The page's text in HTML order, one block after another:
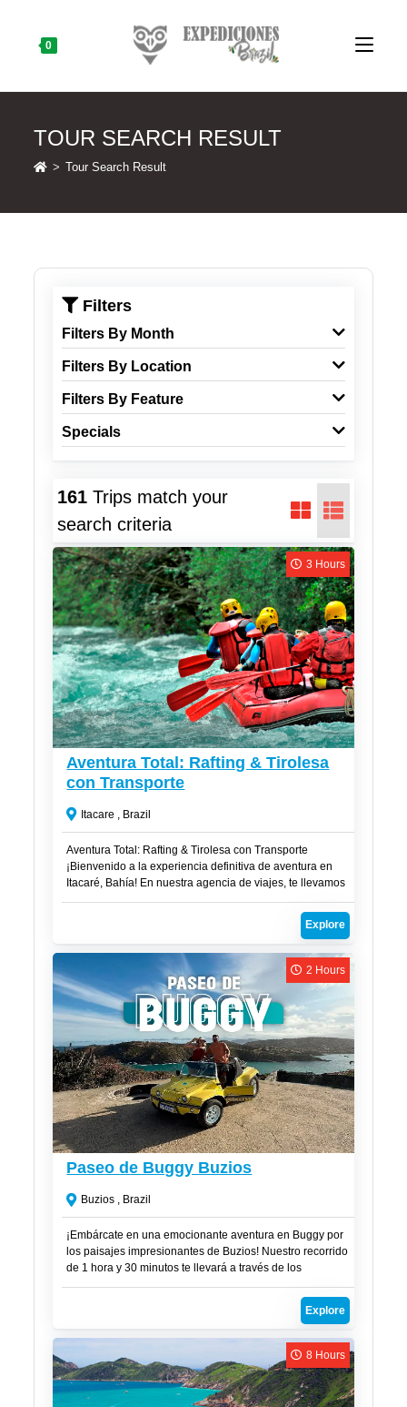
content 0
TOUR SEARCH RESULT
> Tour Search Result
Filters
Filters By Month
Filters By Location
Filters By Feature
Specials
161 Trips match your
search criteria
CLP$54,000
3 Hours
Aventura Total: Rafting & Tirolesa
con Transporte
Itacare , Brazil
Aventura Total: Rafting & Tirolesa con Transporte
¡Bienvenido a la experiencia definitiva de aventura en
Itacaré, Bahía! En nuestra agencia de viajes, te llevamos
comodidad de transporte incluido. Nosotros nos
encargamos de buscar a nuestros clientes directamente
en la posada, eliminando cualquier preocupación
logística y asegurando que aproveches al máximo cada
momento.
Explore
CLP$26,000
2 Hours
Paseo de Buggy Buzios
Buzios , Brazil
¡Embárcate en una emocionante aventura en Buggy por
los paisajes impresionantes de Buzios! Nuestro recorrido
de 1 hora y 30 minutos te llevará a través de los
miradores más impresionantes y las playas más
Explore
8 Hours